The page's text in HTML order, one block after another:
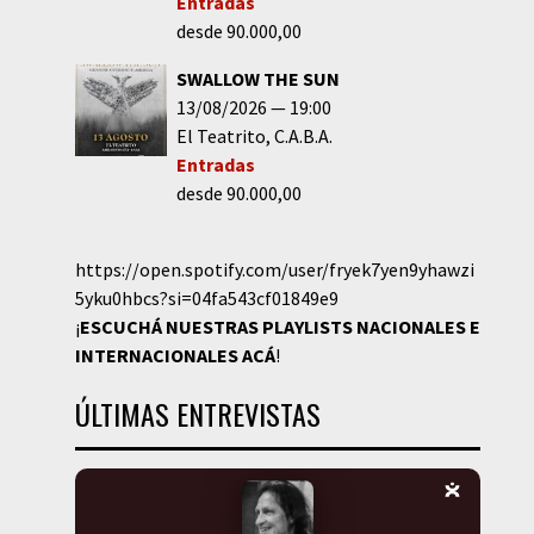
desde 90.000,00
SWALLOW THE SUN
13/08/2026
19:00
El Teatrito C.A.B.A.
Entradas
desde 90.000,00
https://open.spotify.com/user/fryek7yen9yhawzi
5yku0hbcs?si=04fa543cf01849e9
¡ESCUCHÁ NUESTRAS PLAYLISTS NACIONALES E
INTERNACIONALESACÁ!
ÚLTIMAS ENTREVISTAS